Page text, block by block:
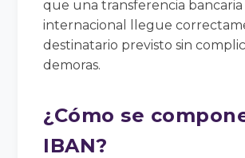
que una transferencia bancaria
internacional llegue
destinatario previsto sin
demoras.
¿Cómo se
IBAN?